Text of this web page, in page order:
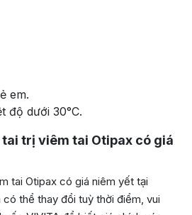
em.
độ dưới 30°C.
trị viêm tai Otipax có giá
tai Otipax có giá niêm yết tại
có thể thay đổi tuỳ thời điểm, vui